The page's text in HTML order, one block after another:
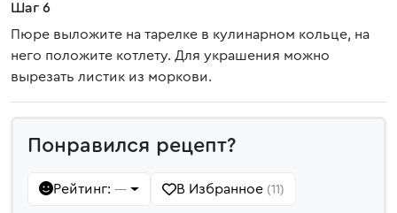
Шаг 6
Пюре выложите на тарелке в кулинарном кольце, на
него положите котлету. Для украшения можно
вырезать листик из моркови.
Понравился рецепт?
Рейтинг: — В Избранное (11)